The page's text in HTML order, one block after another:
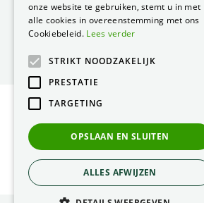
0499 57 40 80
F. 0499 57 40 84
E.peacock@peacock.nl
Privacy Statement
Green Solutions
onze website te gebruiken, stemt u in met
alle cookies in overeenstemming met ons
Cookiebeleid. Lees verder
STRIKT NOODZAKELIJK
PRESTATIE
TARGETING
OPSLAAN EN SLUITEN
ALLES AFWIJZEN